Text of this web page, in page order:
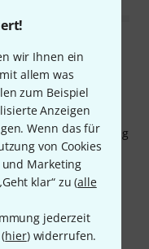
wir Ihnen ein
allem was
zum Beispiel
Anzeigen
Wenn das für
von Cookies
Marketing
klar“ zu (alle
jederzeit
hier) widerrufen.
Der Pedalweg mag
leben - zumindest
wie bei manch
mehr
und machen keine